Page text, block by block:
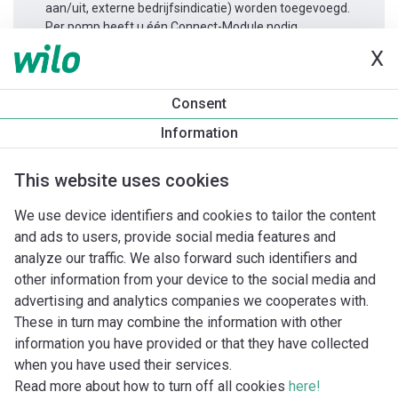
X
Consent
Information
This website uses cookies
We use device identifiers and cookies to tailor the content
and ads to users, provide social media features and
analyze our traffic. We also forward such identifiers and
other information from your device to the social media and
advertising and analytics companies we cooperates with.
These in turn may combine the information with other
information you have provided or that they have collected
when you have used their services.
Read more about how to turn off all cookies here!
aan/uit, externe bedrijfsindicatie) worden toegevoegd.
Per pomp heeft u één Connect-Module nodig.
Productinformatie
Yonos MAXO 80/0,5-12 PN10